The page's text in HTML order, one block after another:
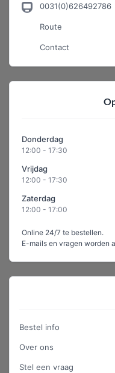
0031(0)626492786
Route
Contact
Donderdag
12:00 - 17:30
Vrijdag
12:00 - 17:30
Zaterdag
12:00 - 17:00
Online 24/7 te bestellen.
E-mails en vragen worden
Bestel info
Over ons
Stel een vraag